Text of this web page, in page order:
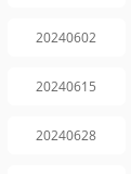
20240602
20240615
20240628